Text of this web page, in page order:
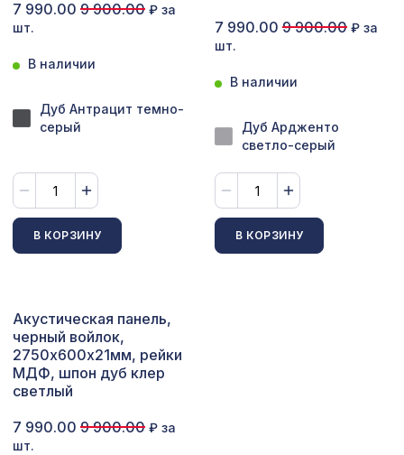
Консоль для балки 120х120мм, венге
Консоль для архитектурного бруса
135х85мм, серый кипарис
7 990.00 9 900.00 ₽ за
шт.
В наличии
Дуб Антрацит темно-
серый
В КОРЗИНУ
7 990.00 9 900.00 ₽ за
шт.
В наличии
Дуб Ардженто
светло-серый
В КОРЗИНУ
Акустическая панель,
черный войлок,
2750х600х21мм, рейки
МДФ, шпон дуб клер
светлый
7 990.00 9 900.00 ₽ за
шт.